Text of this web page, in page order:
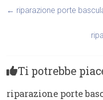
← riparazione porte
Ti potrebbe
riparazione porte